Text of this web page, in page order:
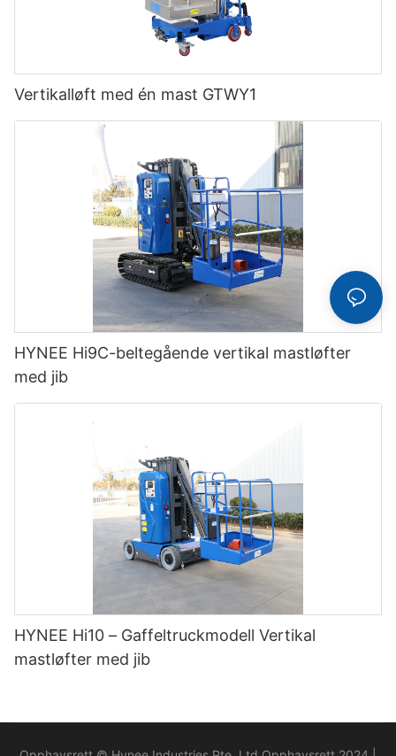
Vertikalløft med én mast GTWY1
HYNEE Hi9C-beltegående vertikal mastløfter
med jib
HYNEE Hi10 – Gaffeltruckmodell Vertikal
mastløfter med jib